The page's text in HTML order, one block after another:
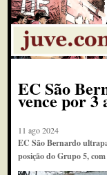
EC São
vence por 3
11 ago 2024
EC São Bernardo
posição do Grupo 5,